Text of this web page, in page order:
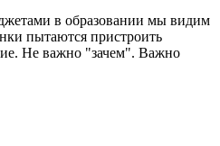
в образовании мы видим
пытаются пристроить
Не важно "зачем". Важно